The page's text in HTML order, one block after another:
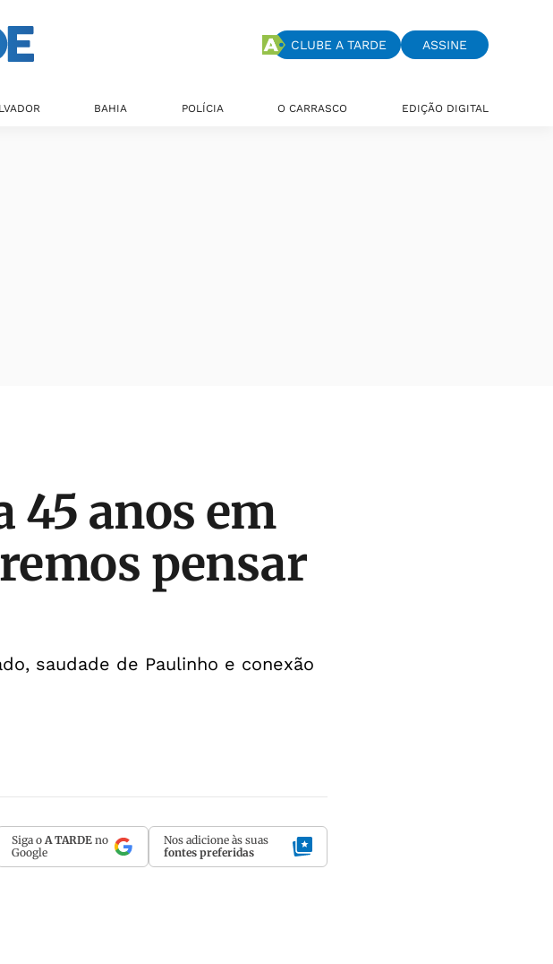
CLUBE A TARDE ASSINE
BAHIA POLÍCIA O CARRASCO EDIÇÃO DIGITAL
45 anos em
pensar
saudade de Paulinho e conexão
Siga o A TARDE no
Google
Nos adicione às suas
fontes preferidas